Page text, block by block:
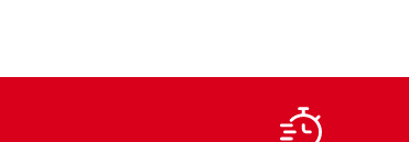
Araç Farları